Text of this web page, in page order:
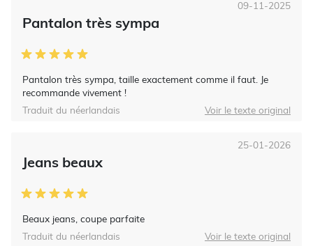
Pantalon très sympa
Pantalon très sympa, taille exactement comme il faut. Je
recommande vivement !
09-11-2025
Traduit du néerlandais Voir le texte original
Jeans beaux
Beaux jeans, coupe parfaite
25-01-2026
Traduit du néerlandais Voir le texte original